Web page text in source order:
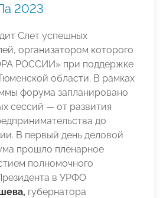
2023
Слет успешных
организатором которого
РОССИИ» при поддержке
области. В рамках
форума запланировано
сессий — от развития
до
В первый день деловой
прошло пленарное
полномочного
в УРФО
губернатора